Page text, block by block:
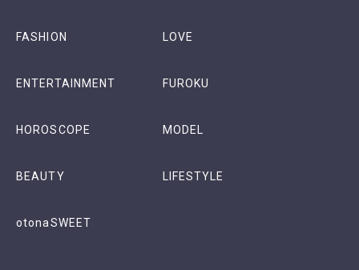
FASHION LOVE
ENTERTAINMENT FUROKU
HOROSCOPE MODEL
BEAUTY LIFESTYLE
otonaSWEET